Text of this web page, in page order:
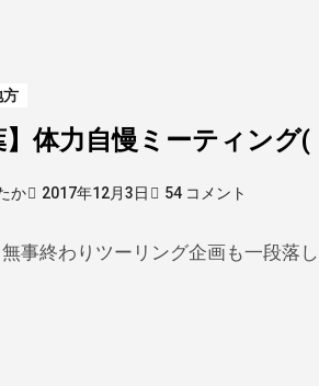
方
体力自慢ミーティング(
か 2017年12月3日 54 コメント
事終わりツーリング企画も一段落